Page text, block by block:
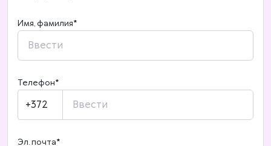
Имя, фамилия*
Телефон*
+372
Эл. почта*